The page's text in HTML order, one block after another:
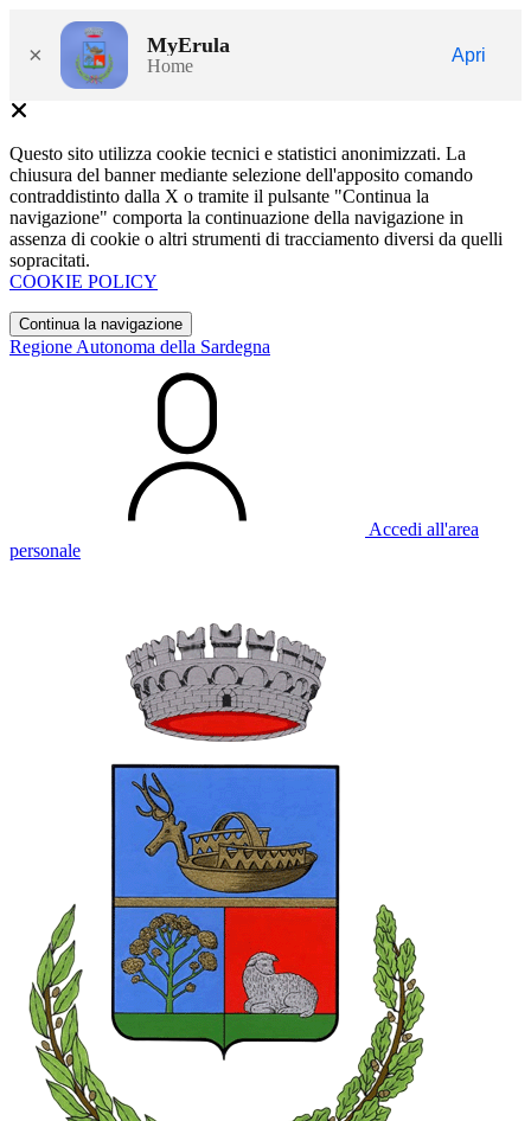
× MyErula
Home
Apri
Questo sito utilizza cookie tecnici e statistici anonimizzati. La
chiusura del banner mediante selezione dell'apposito comando
contraddistinto dalla X o tramite il pulsante "Continua la
navigazione" comporta la continuazione della navigazione in
assenza di cookie o altri strumenti di tracciamento diversi da quelli
sopracitati.
COOKIE POLICY
Continua la navigazione
Regione Autonoma della Sardegna
Accedi all'area
personale